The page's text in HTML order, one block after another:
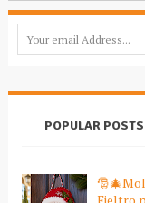
POPULAR POSTS
Fieltro